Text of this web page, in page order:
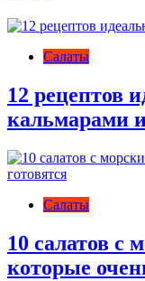
Салаты
12 рецептов
кальмарами
Салаты
10 cалатов с
которые